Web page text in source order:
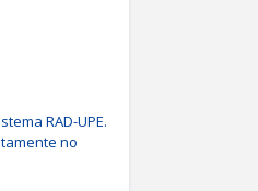
RAD-UPE.
no